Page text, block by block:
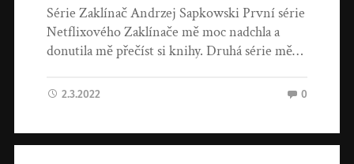
Série Zaklínač Andrzej Sapkowski První série
Netflixového Zaklínače mě moc nadchla a
donutila mě přečíst si knihy. Druhá série mě…
2.3.2022 0